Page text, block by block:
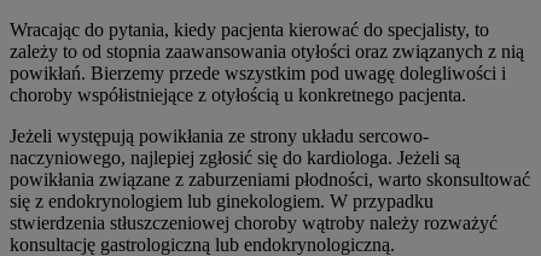
Wracając do pytania, kiedy pacjenta kierować do specjalisty, to
zależy to od stopnia zaawansowania otyłości oraz związanych z nią
powikłań. Bierzemy przede wszystkim pod uwagę dolegliwości i
choroby współistniejące z otyłością u konkretnego pacjenta.
Jeżeli występują powikłania ze strony układu sercowo-
naczyniowego, najlepiej zgłosić się do kardiologa. Jeżeli są
powikłania związane z zaburzeniami płodności, warto skonsultować
się z endokrynologiem lub ginekologiem. W przypadku
stwierdzenia stłuszczeniowej choroby wątroby należy rozważyć
konsultację gastrologiczną lub endokrynologiczną.